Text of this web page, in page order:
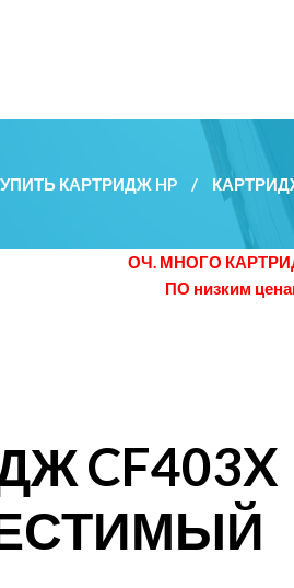
КАРТРИДЖ HP /
ОЧ. МНОГО
ПО низким
CF403X